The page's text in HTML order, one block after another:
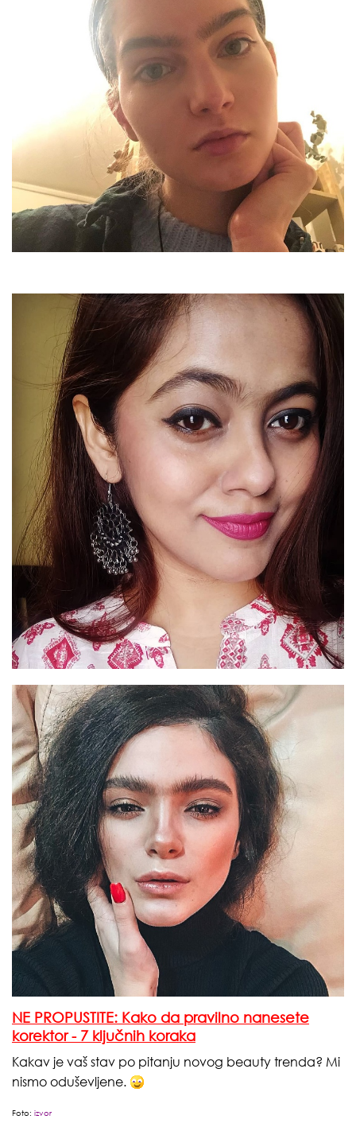
NE PROPUSTITE: Kako da pravilno nanesete
korektor - 7 ključnih koraka
Kakav je vaš stav po pitanju novog beauty trenda? Mi
nismo oduševljene.
Foto: izvor